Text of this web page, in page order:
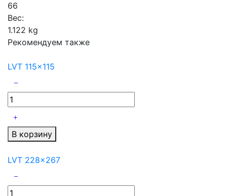
66
Вес:
1.122 kg
Рекомендуем также
LVT 115x115
В корзину
LVT 228x267